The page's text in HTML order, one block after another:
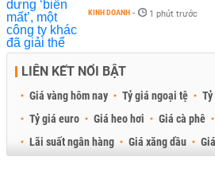
KINH DOANH - 1 phút trước
LIÊN KẾT NỔI BẬT
Giá vàng hôm nay Tỷ giá ngoại tệ Tỷ
Tỷ giá euro
Giá heo hơi Giá cà phê
Lãi suất ngân hàng
Giá xăng dầu